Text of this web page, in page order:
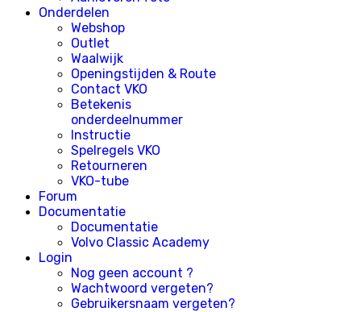
Onderdelen
Webshop
Outlet
Waalwijk
Openingstijden & Route
Contact VKO
Betekenis
onderdeelnummer
Instructie
Spelregels VKO
Retourneren
VKO-tube
Forum
Documentatie
Documentatie
Volvo Classic Academy
Login
Nog geen account ?
Wachtwoord vergeten?
Gebruikersnaam vergeten?